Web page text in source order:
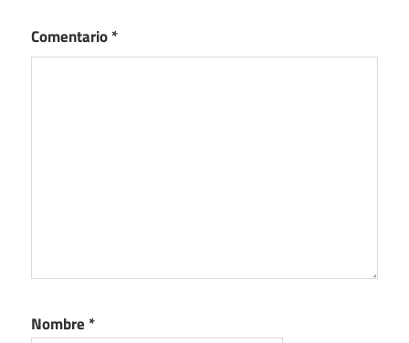
Comentario*
Nombre *